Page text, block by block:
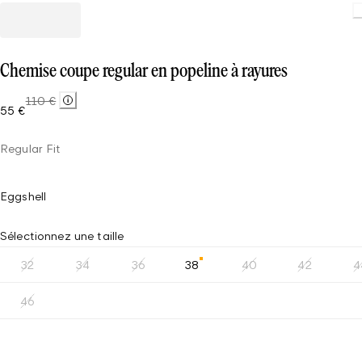
Chemise coupe regular en popeline à rayures
55 €
110 €
Regular Fit
Eggshell
Sélectionnez une taille
32 34 36 38 40 42
46